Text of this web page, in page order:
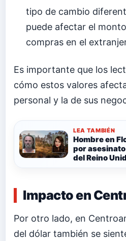
tipo de cambio
puede afectar el
compras en el
Es importante que los
cómo estos valores
personal y la de sus
LEA TAMBIÉN
Hombre en
por
del Reino
Impacto en
Por otro lado, en
del dólar también se